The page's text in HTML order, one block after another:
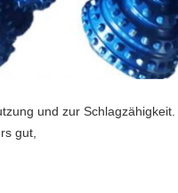
und zur Schlagzähigkeit.
gut,